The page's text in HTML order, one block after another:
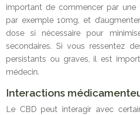
important de commencer par une
par exemple 10mg, et
dose si nécessaire pour
secondaires. Si vous ressentez
persistants ou graves, il est
médecin.
Interactions
Le CBD peut interagir avec